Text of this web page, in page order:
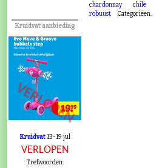
chardonnay
chile
robuust
Categoriëen:
Kruidvat aanbieding
VERLOPEN
Kruidvat13-19 jul
VERLOPEN
Trefwoorden: